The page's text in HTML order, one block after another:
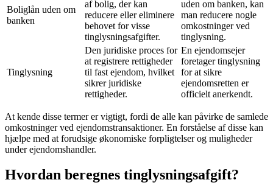
Boliglån uden om
banken
af bolig, der kan
reducere eller eliminere
behovet for visse
tinglysningsafgifter.
uden om banken, kan
man reducere nogle
omkostninger ved
tinglysning.
Tinglysning
Den juridiske proces for
at registrere rettigheder
til fast ejendom, hvilket
sikrer juridiske
rettigheder.
En ejendomsejer
foretager tinglysning
for at sikre
ejendomsretten er
officielt anerkendt.
At kende disse termer er vigtigt, fordi de alle kan påvirke de samlede
omkostninger ved ejendomstransaktioner. En forståelse af disse kan
hjælpe med at forudsige økonomiske forpligtelser og muligheder
under ejendomshandler.
Hvordan beregnes tinglysningsafgift?